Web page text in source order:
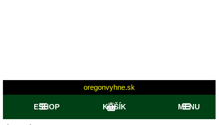
oregonvyhne.sk
ESHOP KOŠÍK MENU